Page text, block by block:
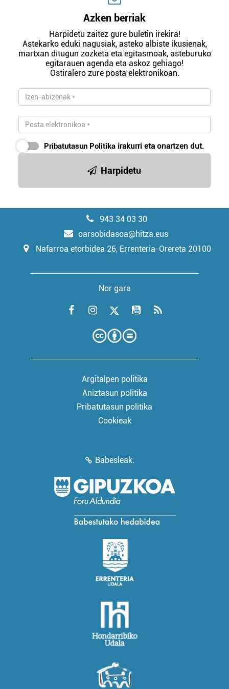
Azken berriak
Harpidetu zaitez gure buletin irekira!
Astekarko eduki nagusiak, asteko albiste ikusienak,
martxan ditugun zozketa eta egitasmoak, asteburuko
egitarauen agenda eta askoz gehiago!
Ostiralero zure posta elektronikoan.
Pribatutasun Politika irakurri eta onartzen dut.
Harpidetu
943 34 03 30
oarsobidasoa@hitza.eus
Nafarroa etorbidea 26, Errenteria-Orereta 20100
Nor gara
Argitalpen politika
Aniztasun politika
Pribatutasun politika
Cookieak
Babesleak: